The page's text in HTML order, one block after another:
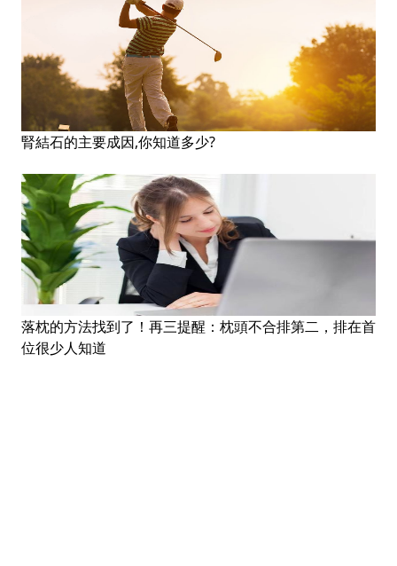
腎結石的主要成因,你知道多少?
落枕的方法找到了！再三提醒：枕頭不合排第二，排在首
位很少人知道